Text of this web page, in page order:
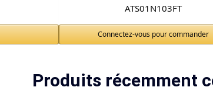
ATS01N103FT
Connectez-vous pour commander
Produits récemment